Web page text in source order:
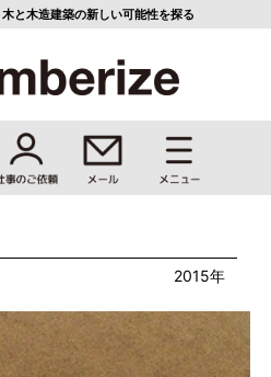
木と木造建築の新しい可能性を探る
2015年